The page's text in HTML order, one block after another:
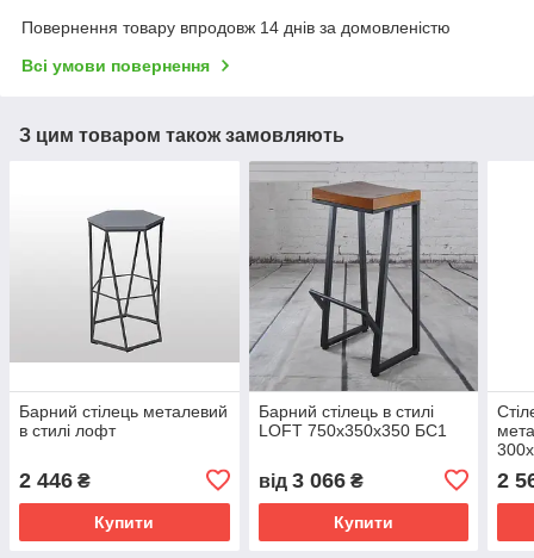
Повернення товару впродовж 14 днів за домовленістю
Всі умови повернення
З цим товаром також замовляють
Барний стілець металевий
в стилі лофт
2 446 ₴
Купити
Барний стілець в стилі
LOFT 750х350х350 БС1
від 3 066₴
Купити
2